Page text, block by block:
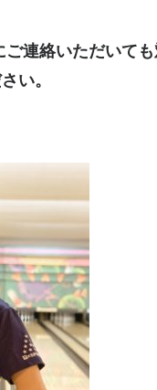
連絡いただいて
い。